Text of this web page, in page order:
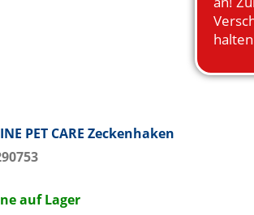
PET CARE Zeckenhaken
auf Lager